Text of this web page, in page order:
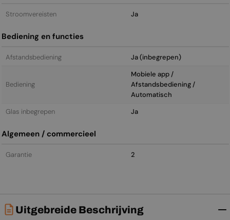
Stroomvereisten Ja
Bediening en functies
Afstandsbediening Ja (inbegrepen)
Bediening
Mobiele app /
Afstandsbediening /
Automatisch
Glas inbegrepen
Ja
Algemeen / commercieel
Garantie 2
Uitgebreide Beschrijving